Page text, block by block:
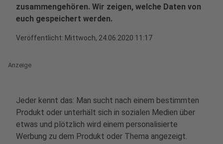
zusammengehören. Wir zeigen, welche Daten von
euch gespeichert werden.
Veröffentlicht: Mittwoch, 24.06.2020 11:17
Anzeige
Jeder kennt das: Man sucht nach einem bestimmten
Produkt oder unterhält sich in sozialen Medien über
etwas und plötzlich wird einem personalisierte
Werbung zu dem Produkt oder Thema angezeigt.